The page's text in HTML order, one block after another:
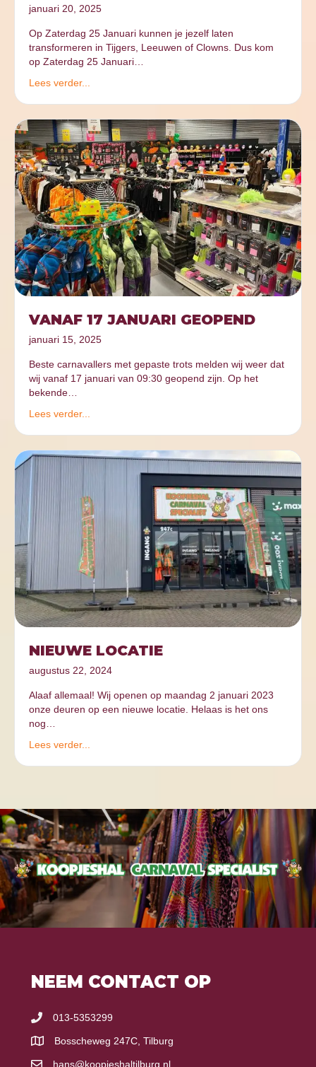
januari 20, 2025
Op Zaterdag 25 Januari kunnen je jezelf laten
transformeren in Tijgers, Leeuwen of Clowns. Dus kom
op Zaterdag 25 Januari…
Lees verder...
VANAF 17 JANUARI GEOPEND
januari 15, 2025
Beste carnavallers met gepaste trots melden wij weer dat
wij vanaf 17 januari van 09:30 geopend zijn. Op het
bekende…
Lees verder...
NIEUWE LOCATIE
augustus 22, 2024
Alaaf allemaal! Wij openen op maandag 2 januari 2023
onze deuren op een nieuwe locatie. Helaas is het ons
nog…
Lees verder...
NEEM CONTACT OP
013-5353299
Bosscheweg 247C, Tilburg
hans@koopjeshaltilburg.nl